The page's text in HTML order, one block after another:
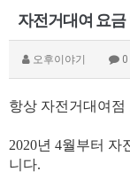
자전거대여 요금
오후이야기 0
항상 자전거대여
2020년 4월부터 자
니다.